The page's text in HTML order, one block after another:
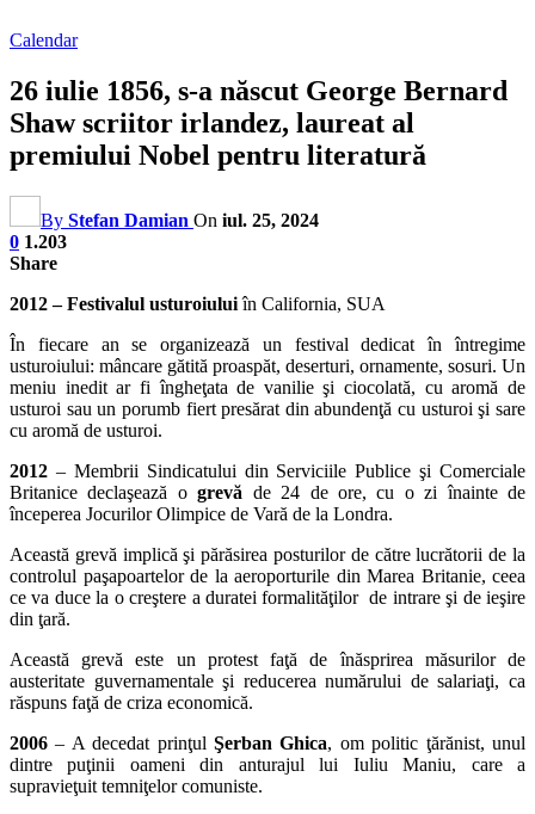
Calendar
26 iulie 1856, s-a născut George Bernard
Shaw scriitor irlandez, laureat al
premiului Nobel pentru literatură
By Stefan Damian On iul. 25, 2024
0 1.203
Share
2012 – Festivalul usturoiuluiîn California, SUA
În fiecare an se organizează un festival dedicat în întregime
usturoiului: mâncare gătită proaspăt, deserturi, ornamente, sosuri. Un
meniu inedit ar fi îngheţata de vanilie şi ciocolată, cu aromă de
usturoi sau un porumb fiert presărat din abundenţă cu usturoi şi sare
cu aromă de usturoi.
2012 – Membrii Sindicatului din Serviciile Publice şi Comerciale
Britanice declaşează ogrevă de 24 de ore, cu o zi înainte de
începerea Jocurilor Olimpice de Vară de la Londra.
Această grevă implică şi părăsirea posturilor de către lucrătorii de la
controlul paşapoartelor de la aeroporturile din Marea Britanie, ceea
ce va duce la o creştere a duratei formalităţilor de intrare şi de ieşire
din ţară.
Această grevă este un protest faţă de înăsprirea măsurilor de
austeritate guvernamentale şi reducerea numărului de salariaţi, ca
răspuns faţă de criza economică.
2006 – A decedat prinţul Şerban Ghica, om politic ţărănist, unul
dintre puţinii oameni din anturajul lui Iuliu Maniu, care a
supravieţuit temniţelor comuniste.